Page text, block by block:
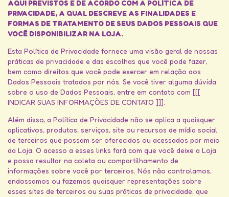
AQUI PREVISTOS E DE ACORDO COM A POLÍTICA DE
PRIVACIDADE, A QUAL DESCREVE AS FINALIDADES E
FORMAS DE TRATAMENTO DE SEUS DADOS PESSOAIS QUE
VOCÊ DISPONIBILIZAR NA LOJA.
Esta Política de Privacidade fornece uma visão geral de nossas
práticas de privacidade e das escolhas que você pode fazer,
bem como direitos que você pode exercer em relação aos
Dados Pessoais tratados por nós. Se você tiver alguma dúvida
sobre o uso de Dados Pessoais, entre em contato com [[[
INDICAR SUAS INFORMAÇÕES DE CONTATO ]]].
Além disso, a Política de Privacidade não se aplica a quaisquer
aplicativos, produtos, serviços, site ou recursos de mídia social
de terceiros que possam ser oferecidos ou acessados por meio
da Loja. O acesso a esses links fará com que você deixe a Loja
e possa resultar na coleta ou compartilhamento de
informações sobre você por terceiros. Nós não controlamos,
endossamos ou fazemos quaisquer representações sobre
esses sites de terceiros ou suas práticas de privacidade, que